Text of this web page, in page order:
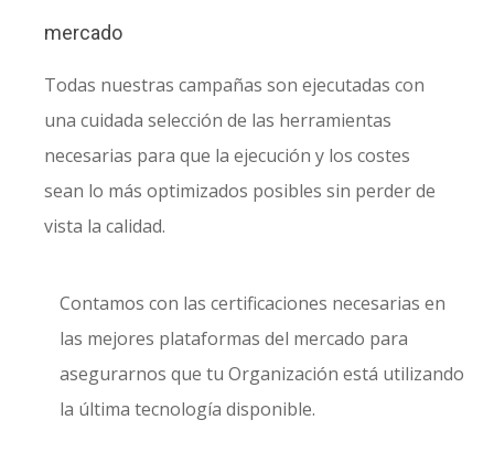
mercado
Todas nuestras campañas son ejecutadas con
una cuidada selección de las herramientas
necesarias para que la ejecución y los costes
sean lo más optimizados posibles sin perder de
vista la calidad.
Contamos con las certificaciones necesarias en
las mejores plataformas del mercado para
asegurarnos que tu Organización está utilizando
la última tecnología disponible.